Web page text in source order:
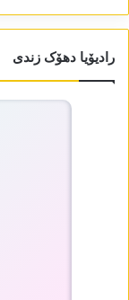
رادیۆیا دھۆک زندی